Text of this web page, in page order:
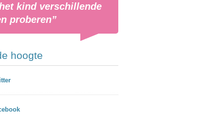
kind verschillende
proberen”
hoogte